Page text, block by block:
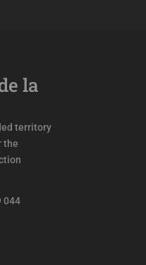
la
territory
the
044